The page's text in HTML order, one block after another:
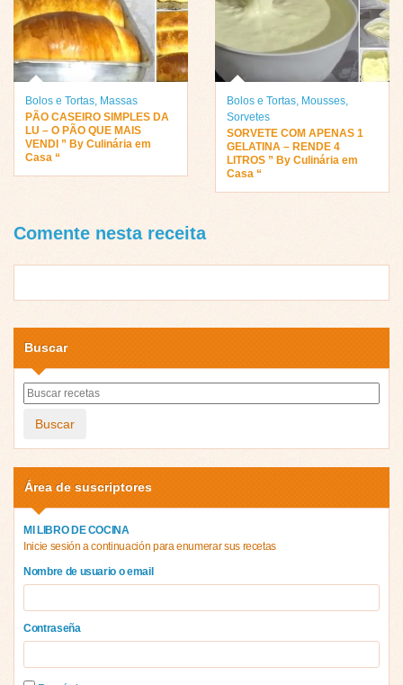
Bolos e Tortas, Massas
PÃO CASEIRO SIMPLES DA
LU – O PÃO QUE MAIS
VENDI ” By Culinária em
Casa “
Bolos e Tortas, Mousses,
Sorvetes
SORVETE COM APENAS 1
GELATINA – RENDE 4
LITROS ” By Culinária em
Casa “
Comente nesta receita
Buscar
Buscar
Área de suscriptores
MI LIBRO DE COCINA
Inicie sesión a continuación para enumerar sus recetas
Nombre de usuario o email
Contraseña